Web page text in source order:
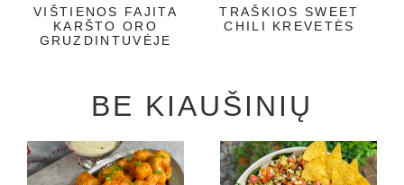
VIŠTIENOS FAJITA
KARŠTO ORO
GRUZDINTUVĖJE
TRAŠKIOS SWEET
CHILI KREVETĖS
BE KIAUŠINIŲ